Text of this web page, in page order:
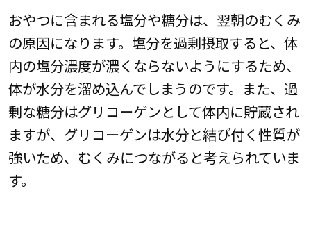
おやつに含まれる塩分や糖分は、翌朝のむくみ
の原因になります。塩分を過剰摂取すると、体
内の塩分濃度が濃くならないようにするため、
体が水分を溜め込んでしまうのです。また、過
剰な糖分はグリコーゲンとして体内に貯蔵され
ますが、グリコーゲンは水分と結び付く性質が
強いため、むくみにつながると考えられていま
す。